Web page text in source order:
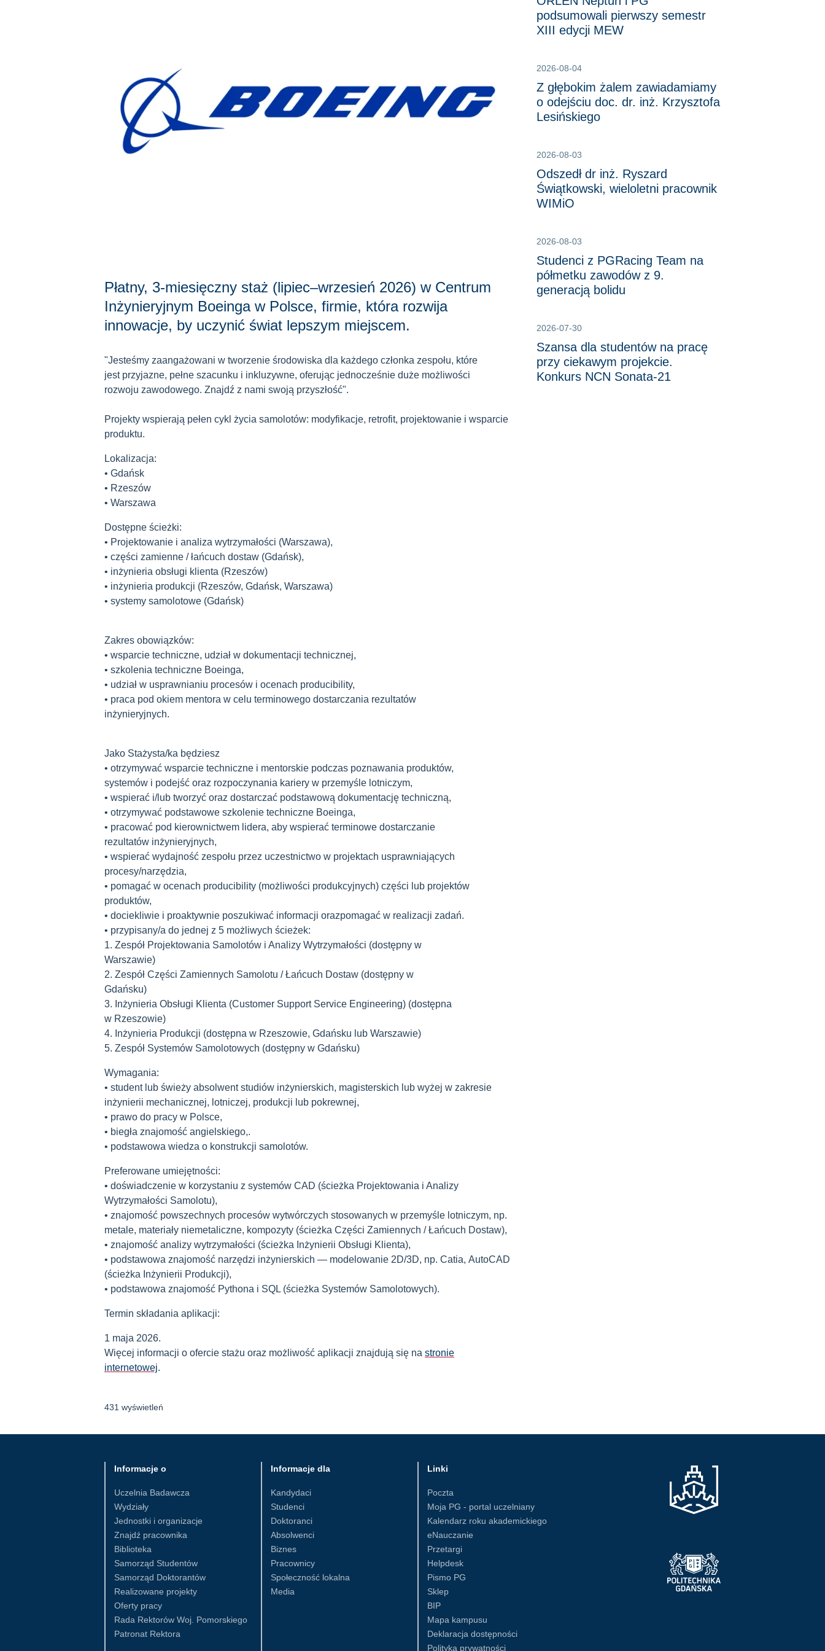
Płatny, 3-miesięczny staż (lipiec–wrzesień 2026) w Centrum
Inżynieryjnym Boeinga w Polsce, firmie, która rozwija
innowacje, by uczynić świat lepszym miejscem.
"Jesteśmy zaangażowani w tworzenie środowiska dla każdego członka zespołu, które
jest przyjazne, pełne szacunku i inkluzywne, oferując jednocześnie duże możliwości
rozwoju zawodowego. Znajdź z nami swoją przyszłość".
Projekty wspierają pełen cykl życia samolotów: modyfikacje, retrofit, projektowanie i wsparcie
produktu.
Lokalizacja:
• Gdańsk
• Rzeszów
• Warszawa
Dostępne ścieżki:
• Projektowanie i analiza wytrzymałości (Warszawa),
• części zamienne / łańcuch dostaw (Gdańsk),
• inżynieria obsługi klienta (Rzeszów)
• inżynieria produkcji (Rzeszów, Gdańsk, Warszawa)
• systemy samolotowe (Gdańsk)
Zakres obowiązków:
• wsparcie techniczne, udział w dokumentacji technicznej,
• szkolenia techniczne Boeinga,
• udział w usprawnianiu procesów i ocenach producibility,
• praca pod okiem mentora w celu terminowego dostarczania rezultatów
inżynieryjnych.
Jako Stażysta/ka będziesz
• otrzymywać wsparcie techniczne i mentorskie podczas poznawania produktów,
systemów i podejść oraz rozpoczynania kariery w przemyśle lotniczym,
• wspierać i/lub tworzyć oraz dostarczać podstawową dokumentację techniczną,
• otrzymywać podstawowe szkolenie techniczne Boeinga,
• pracować pod kierownictwem lidera, aby wspierać terminowe dostarczanie
rezultatów inżynieryjnych,
• wspierać wydajność zespołu przez uczestnictwo w projektach usprawniających
procesy/narzędzia,
• pomagać w ocenach producibility (możliwości produkcyjnych) części lub projektów
produktów,
• dociekliwie i proaktywnie poszukiwać informacji orazpomagać w realizacji zadań.
• przypisany/a do jednej z 5 możliwych ścieżek:
1. Zespół Projektowania Samolotów i Analizy Wytrzymałości (dostępny w
Warszawie)
2. Zespół Części Zamiennych Samolotu / Łańcuch Dostaw (dostępny w
Gdańsku)
3. Inżynieria Obsługi Klienta (Customer Support Service Engineering) (dostępna
w Rzeszowie)
4. Inżynieria Produkcji (dostępna w Rzeszowie, Gdańsku lub Warszawie)
5. Zespół Systemów Samolotowych (dostępny w Gdańsku)
Wymagania:
• student lub świeży absolwent studiów inżynierskich, magisterskich lub wyżej w zakresie
inżynierii mechanicznej, lotniczej, produkcji lub pokrewnej,
• prawo do pracy w Polsce,
• biegła znajomość angielskiego,.
• podstawowa wiedza o konstrukcji samolotów.
Preferowane umiejętności:
• doświadczenie w korzystaniu z systemów CAD (ścieżka Projektowania i Analizy
Wytrzymałości Samolotu),
• znajomość powszechnych procesów wytwórczych stosowanych w przemyśle lotniczym, np.
metale, materiały niemetaliczne, kompozyty (ścieżka Części Zamiennych / Łańcuch Dostaw),
• znajomość analizy wytrzymałości (ścieżka Inżynierii Obsługi Klienta),
• podstawowa znajomość narzędzi inżynierskich — modelowanie 2D/3D, np. Catia, AutoCAD
(ścieżka Inżynierii Produkcji),
• podstawowa znajomość Pythona i SQL (ścieżka Systemów Samolotowych).
Termin składania aplikacji:
1 maja 2026.
Więcej informacji o ofercie stażu oraz możliwość aplikacji znajdują się na stronie
internetowej.
431 wyświetleń
podsumowali pierwszy semestr
XIII edycji MEW
2026-08-04
Z głębokim żalem zawiadamiamy
o odejściu doc. dr. inż. Krzysztofa
Lesińskiego
2026-08-03
Odszedł dr inż. Ryszard
Świątkowski, wieloletni pracownik
WIMiO
2026-08-03
Studenci z PGRacing Team na
półmetku zawodów z 9.
generacją bolidu
2026-07-30
Szansa dla studentów na pracę
przy ciekawym projekcie.
Konkurs NCN Sonata-21
Informacje o
Uczelnia Badawcza
Wydziały
Jednostki i organizacje
Znajdź pracownika
Biblioteka
Samorząd Studentów
Samorząd Doktorantów
Realizowane projekty
Oferty pracy
Rada Rektorów Woj. Pomorskiego
Patronat Rektora
Informacje dla
Kandydaci
Studenci
Doktoranci
Absolwenci
Biznes
Pracownicy
Społeczność lokalna
Media
Linki
Poczta
Moja PG - portal uczelniany
Kalendarz roku akademickiego
eNauczanie
Przetargi
Helpdesk
Pismo PG
Sklep
BIP
Mapa kampusu
Deklaracja dostępności
Polityka prywatności